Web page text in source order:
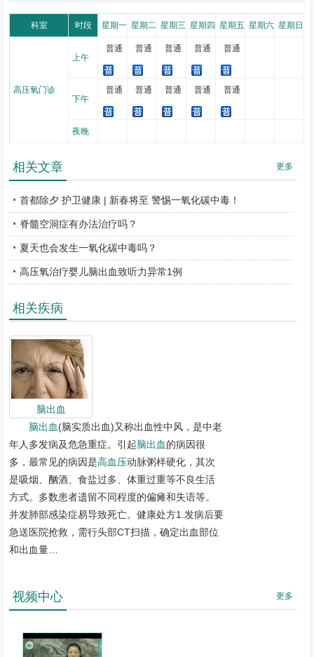
科室 时段 星期一 星期二 星期三 星期四 星期五 星期六 星期日
高压氧门诊
上午
普通 普通 普通 普通 普通
下午
普通 普通 普通 普通 普通
夜晚
更多
相关文章
首都除夕 护卫健康 | 新春将至 警惕一氧化碳中毒！
脊髓空洞症有办法治疗吗？
夏天也会发生一氧化碳中毒吗？
高压氧治疗婴儿脑出血致听力异常1例
相关疾病
脑出血
脑出血(脑实质出血)又称出血性中风，是中老
年人多发病及危急重症。引起脑出血的病因很
多，最常见的病因是高血压动脉粥样硬化，其次
是吸烟、酗酒、食盐过多、体重过重等不良生活
方式。多数患者遗留不同程度的偏瘫和失语等。
并发肺部感染症易导致死亡。健康处方1.发病后要
急送医院抢救，需行头部CT扫描，确定出血部位
和出血量…
更多
视频中心